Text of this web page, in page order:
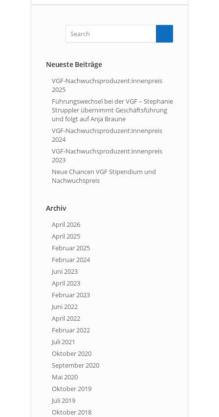
Neueste Beiträge
VGF-Nachwuchsproduzent:innenpreis
2025
Führungswechsel bei der VGF – Stephanie
Struppler übernimmt Geschäftsführung
und folgt auf Anja Braune
VGF-Nachwuchsproduzent:innenpreis
2024
VGF-Nachwuchsproduzent:innenpreis
2023
Neue Chancen VGF Stipendium und
Nachwuchspreis
Archiv
April 2026
April 2025
Februar 2025
Februar 2024
Juni 2023
April 2023
Februar 2023
Juni 2022
April 2022
Februar 2022
Juli 2021
Oktober 2020
September 2020
Mai 2020
Oktober 2019
Juli 2019
Oktober 2018